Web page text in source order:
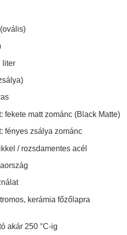
liter
fekete matt zománc (Black Matte)
fényes zsálya zománc
/ rozsdamentes acél
kerámia főzőlapra
akár 250 °C-ig